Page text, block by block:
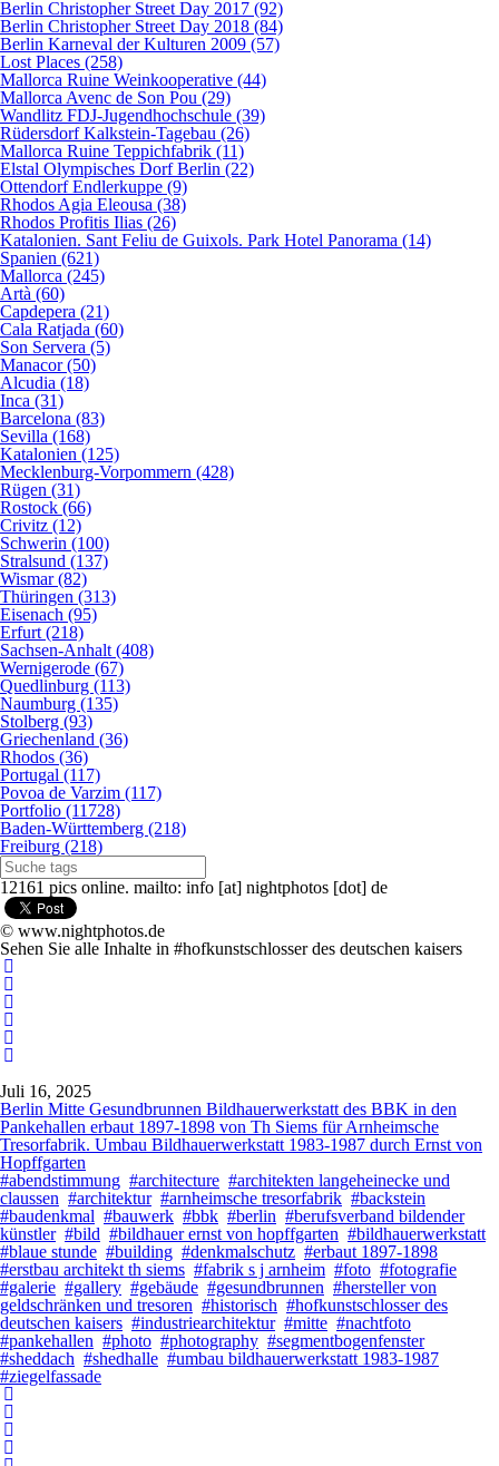
Berlin Christopher Street Day 2017 (92)
Berlin Christopher Street Day 2018 (84)
Berlin Karneval der Kulturen 2009 (57)
Lost Places (258)
Mallorca Ruine Weinkooperative (44)
Mallorca Avenc de Son Pou (29)
Wandlitz FDJ-Jugendhochschule (39)
Rüdersdorf Kalkstein-Tagebau (26)
Mallorca Ruine Teppichfabrik (11)
Elstal Olympisches Dorf Berlin (22)
Ottendorf Endlerkuppe (9)
Rhodos Agia Eleousa (38)
Rhodos Profitis Ilias (26)
Katalonien. Sant Feliu de Guixols. Park Hotel Panorama (14)
Spanien (621)
Mallorca (245)
Artà (60)
Capdepera (21)
Cala Ratjada (60)
Son Servera (5)
Manacor (50)
Alcudia (18)
Inca (31)
Barcelona (83)
Sevilla (168)
Katalonien (125)
Mecklenburg-Vorpommern (428)
Rügen (31)
Rostock (66)
Crivitz (12)
Schwerin (100)
Stralsund (137)
Wismar (82)
Thüringen (313)
Eisenach (95)
Erfurt (218)
Sachsen-Anhalt (408)
Wernigerode (67)
Quedlinburg (113)
Naumburg (135)
Stolberg (93)
Griechenland (36)
Rhodos (36)
Portugal (117)
Povoa de Varzim (117)
Portfolio (11728)
Baden-Württemberg (218)
Freiburg (218)
12161 pics online. mailto: info [at] nightphotos [dot] de
© www.nightphotos.de
Sehen Sie alle Inhalte in #hofkunstschlosser des deutschen kaisers
Juli 16, 2025
Berlin Mitte Gesundbrunnen Bildhauerwerkstatt des BBK in den
Pankehallen erbaut 1897-1898 von Th Siems für Arnheimsche
Tresorfabrik. Umbau Bildhauerwerkstatt 1983-1987 durch Ernst von
Hopffgarten
#abendstimmung #architecture #architekten langeheinecke und
claussen #architektur #arnheimsche tresorfabrik #backstein
#baudenkmal #bauwerk #bbk #berlin #berufsverband bildender
künstler #bild #bildhauer ernst von hopffgarten #bildhauerwerkstatt
#blaue stunde #building #denkmalschutz #erbaut 1897-1898
#erstbau architekt th siems #fabrik s j arnheim #foto #fotografie
#galerie #gallery #gebäude #gesundbrunnen #hersteller von
geldschränken und tresoren #historisch #hofkunstschlosser des
deutschen kaisers #industriearchitektur #mitte #nachtfoto
#pankehallen #photo #photography #segmentbogenfenster
#sheddach #shedhalle #umbau bildhauerwerkstatt 1983-1987
#ziegelfassade